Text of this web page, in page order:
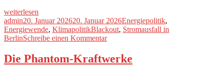
„Berliner
Menetekel“
weiterlesen
Autor
adminVeröffentlicht
am
20. Januar 202620. Januar 2026Kategorien
Energiepolitik,
Energiewende, KlimapolitikSchlagwörter
Blackout, Stromausfall in
BerlinSchreibe einen Kommentarzu
Menetekel
Die Phantom-Kraftwerke